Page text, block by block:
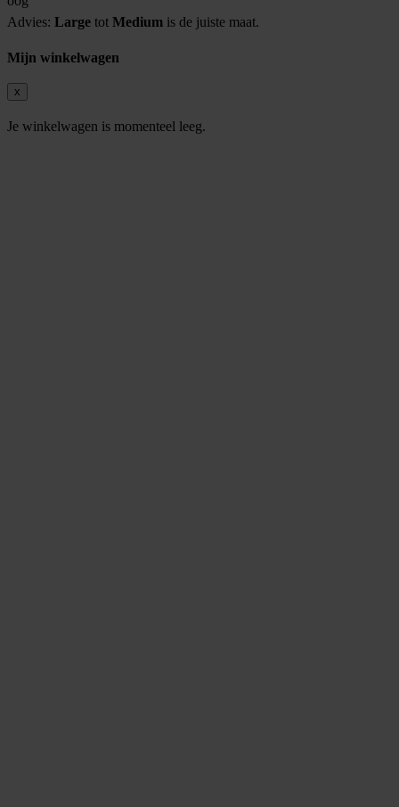
Advies: Large tot Medium is de juiste maat.
Mijn winkelwagen
x
Je winkelwagen is momenteel leeg.